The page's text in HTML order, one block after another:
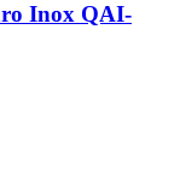
Inox QAI-